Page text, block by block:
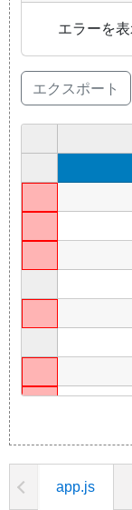
app.js